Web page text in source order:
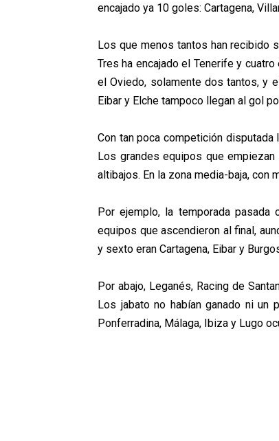
encajado ya 10 goles: Cartagena,
Los que menos tantos han recibido
Tres ha encajado el Tenerife y
el Oviedo, solamente dos tantos, y
Eibar y Elche tampoco llegan al gol
Con tan poca competición
Los grandes equipos que
altibajos. En la zona media-baja, con
Por ejemplo, la temporada
equipos que ascendieron al final,
y sexto eran Cartagena, Eibar y
Por abajo, Leganés, Racing de
Los jabato no habían ganado ni un
Ponferradina, Málaga, Ibiza y Lugo